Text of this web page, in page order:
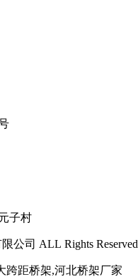
子村
公司 ALL Rights Reserved
跨距桥架,河北桥架厂家